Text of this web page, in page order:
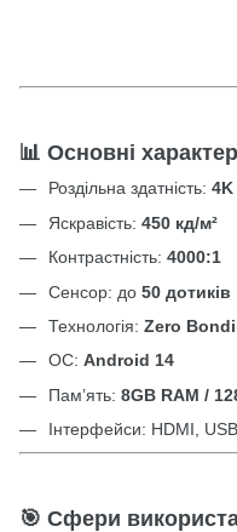
📊 Основні
Роздільна здатність: 4K
Яскравість: 450 кд/м²
Контрастність: 4000:1
Сенсор: до 50 дотиків
Технологія: Zero
ОС: Android 14
Пам’ять: 8GB RAM /
Інтерфейси: HDMI,
🎯 Сфери